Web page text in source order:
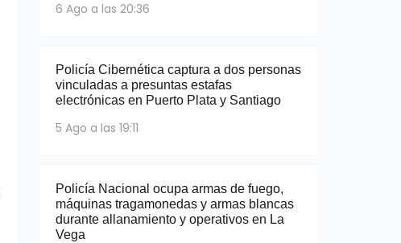
6 Ago a las 20:36
Policía Cibernética captura a dos personas
vinculadas a presuntas estafas
electrónicas en Puerto Plata y Santiago
5 Ago a las 19:11
Policía Nacional ocupa armas de fuego,
máquinas tragamonedas y armas blancas
durante allanamiento y operativos en La
Vega